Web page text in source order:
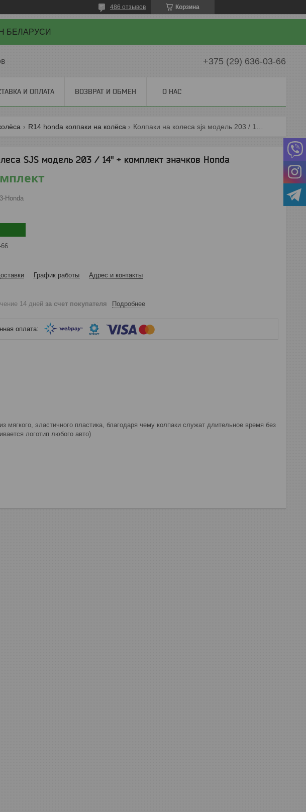
Корзина
486 отзывов
БЕЛАРУСИ
+375 (29) 636-03-66
И ОПЛАТА ВОЗВРАТ И ОБМЕН О НАС
R14 honda колпаки на колёса
SJS модель 203 / 14" + комплект значков Honda
Honda
График работы Адрес и контакты
14 дней за счет покупателя Подробнее
мягкого, эластичного пластика, благодаря чему колпаки служат длительное время без
логотип любого авто)